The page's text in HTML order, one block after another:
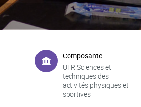
Composante
UFR Sciences et
techniques des
activités physiques et
sportives